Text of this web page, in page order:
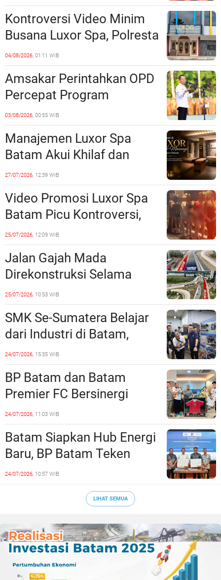
Sinergi dengan Pemko
Batam
Kontroversi Video Minim
Busana Luxor Spa, Polresta
Barelang Usut Tuntas
Unsur Pelanggaran Hukum
04/08/2026, 01:11 WIB
Amsakar Perintahkan OPD
Percepat Program
Prioritas, Targetkan
Realisasi Pembangunan
Lampaui 50 Persen
03/08/2026, 00:55 WIB
Manajemen Luxor Spa
Batam Akui Khilaf dan
Minta Maaf, Konten
Langsung Di-Takedown
27/07/2026, 12:39 WIB
Video Promosi Luxor Spa
Batam Picu Kontroversi,
Dinilai Bermuatan Sensual
25/07/2026, 12:09 WIB
Jalan Gajah Mada
Direkonstruksi Selama
Empat Minggu, Ini Skema
Rekayasa Lalu Lintasnya
25/07/2026, 10:53 WIB
SMK Se-Sumatera Belajar
dari Industri di Batam,
Siapkan Lulusan Siap Kerja
Era Digital
24/07/2026, 15:35 WIB
BP Batam dan Batam
Premier FC Bersinergi
Cetak Generasi Emas
Sepak Bola Kepri
24/07/2026, 11:03 WIB
Batam Siapkan Hub Energi
Baru, BP Batam Teken
Kesepakatan Strategis
24/07/2026, 10:57 WIB
LIHAT SEMUA